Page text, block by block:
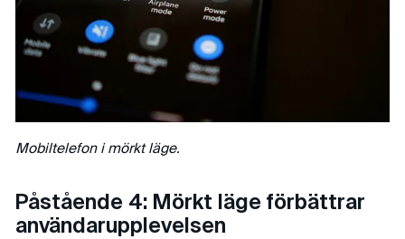
Mobiltelefon i mörkt läge.
Påstående 4: Mörkt läge förbättrar
användarupplevelsen